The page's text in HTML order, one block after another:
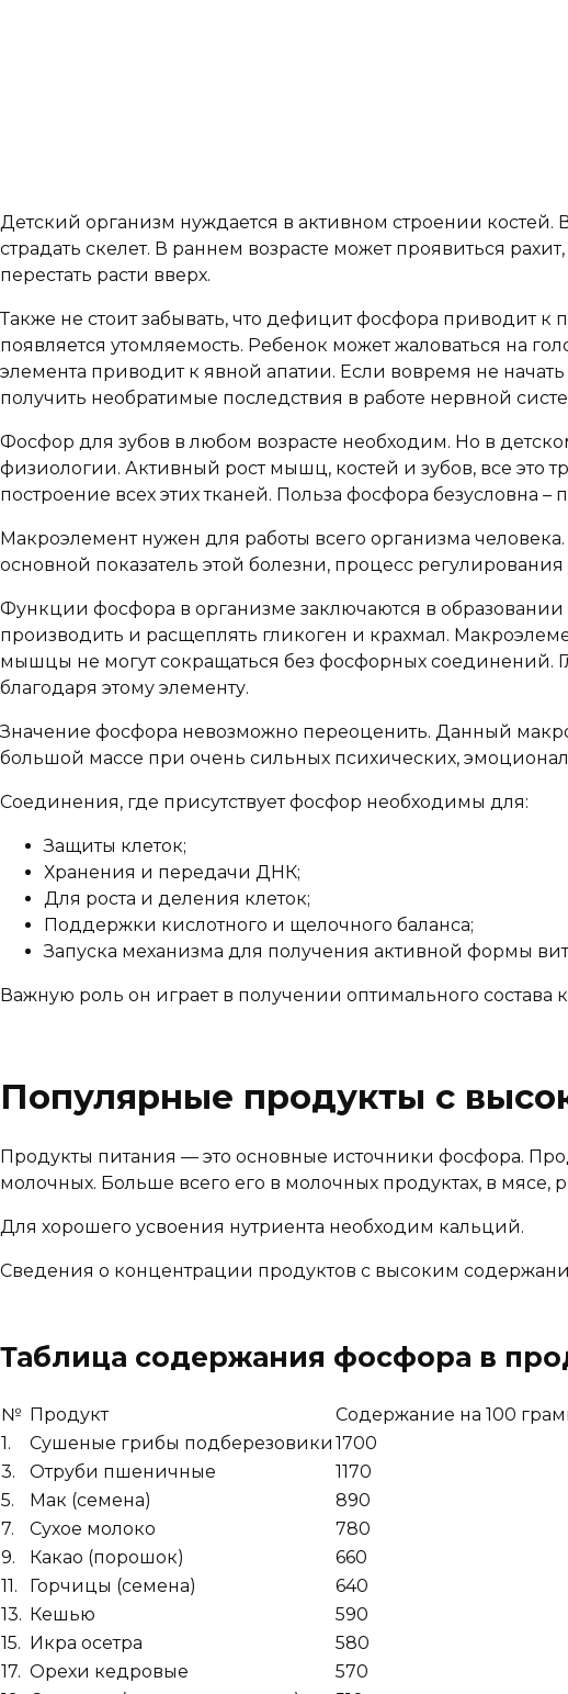
Детский организм нуждается в активном строении костей.
страдать скелет. В раннем возрасте может проявиться
перестать расти вверх.
Также не стоит забывать, что дефицит фосфора приводит к
появляется утомляемость. Ребенок может жаловаться на
элемента приводит к явной апатии. Если вовремя не
получить необратимые последствия в работе нервной
Фосфор для зубов в любом возрасте необходим. Но в
физиологии. Активный рост мышц, костей и зубов, все это
построение всех этих тканей. Польза фосфора безусловна
Макроэлемент нужен для работы всего организма
основной показатель этой болезни, процесс регулирования
Функции фосфора в организме заключаются в
производить и расщеплять гликоген и крахмал.
мышцы не могут сокращаться без фосфорных соединений.
благодаря этому элементу.
Значение фосфора невозможно переоценить. Данный
большой массе при очень сильных психических,
Соединения, где присутствует фосфор необходимы для:
Защиты клеток;
Хранения и передачи ДНК;
Для роста и деления клеток;
Поддержки кислотного и щелочного баланса;
Запуска механизма для получения активной формы
Важную роль он играет в получении оптимального состава
Популярные продукты с
Продукты питания — это основные источники фосфора.
молочных. Больше всего его в молочных продуктах, в мясе,
Для хорошего усвоения нутриента необходим кальций.
Сведения о концентрации продуктов с высоким
Таблица содержания фосфора в
№ Продукт Содержание на 100
1.
Сушеные грибы подберезовики 1700
3.
Отруби пшеничные 1170
5.
Мак (семена) 890
7.
Сухое молоко 780
9.
Какао (порошок) 660
11.
Горчицы (семена) 640
13. Кешью 590
15. Икра осетра 580
17. Орехи кедровые 570